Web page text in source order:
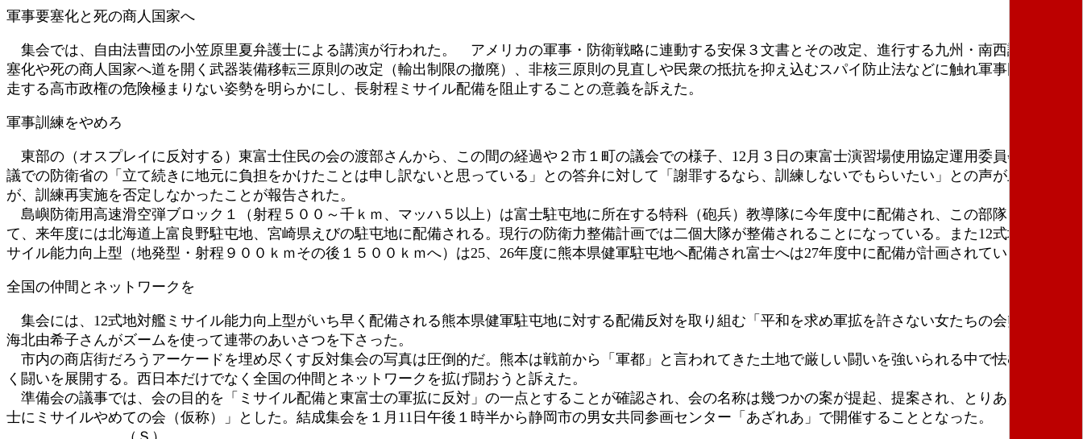
軍事要塞化と死の商人国家へ
集会では、自由法曹団の小笠原里夏弁護士による講演が行われた。 アメリカの軍事・防衛戦略に連動する安保３文書とその改定、進行する九州・南西諸島の要
塞化や死の商人国家へ道を開く武器装備移転三原則の改定（輸出制限の撤廃）、非核三原則の見直しや民衆の抵抗を抑え込むスパイ防止法などに触れ軍事国家へ暴
走する高市政権の危険極まりない姿勢を明らかにし、長射程ミサイル配備を阻止することの意義を訴えた。
軍事訓練をやめろ
東部の（オスプレイに反対する）東富士住民の会の渡部さんから、この間の経過や２市１町の議会での様子、12月３日の東富士演習場使用協定運用委員会拡大会
議での防衛省の「立て続きに地元に負担をかけたことは申し訳ないと思っている」との答弁に対して「謝罪するなら、訓練しないでもらいたい」との声が上がった
が、訓練再実施を否定しなかったことが報告された。
島嶼防衛用高速滑空弾ブロック１（射程５００～千ｋｍ、マッハ５以上）は富士駐屯地に所在する特科（砲兵）教導隊に今年度中に配備され、この部隊を活用し
て、来年度には北海道上富良野駐屯地、宮崎県えびの駐屯地に配備される。現行の防衛力整備計画では二個大隊が整備されることになっている。また12式地対艦ミ
サイル能力向上型（地発型・射程９００ｋｍその後１５００ｋｍへ）は25、26年度に熊本県健軍駐屯地へ配備され富士へは27年度中に配備が計画されている。
全国の仲間とネットワークを
集会には、12式地対艦ミサイル能力向上型がいち早く配備される熊本県健軍駐屯地に対する配備反対を取り組む「平和を求め軍拡を許さない女たちの会熊本」の
海北由希子さんがズームを使って連帯のあいさつを下さった。
市内の商店街だろうアーケードを埋め尽くす反対集会の写真は圧倒的だ。熊本は戦前から「軍都」と言われてきた土地で厳しい闘いを強いられる中で怯むことな
く闘いを展開する。西日本だけでなく全国の仲間とネットワークを拡げ闘おうと訴えた。
準備会の議事では、会の目的を「ミサイル配備と東富士の軍拡に反対」の一点とすることが確認され、会の名称は幾つかの案が提起、提案され、とりあえず「富
士にミサイルやめての会（仮称）」とした。結成集会を１月11日午後１時半から静岡市の男女共同参画センター「あざれあ」で開催することとなった。